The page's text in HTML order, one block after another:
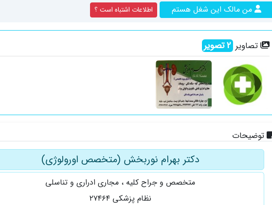
من مالک این شغل هستم اطلاعات اشتباه است ؟
تصاویر 2تصویر
توضیحات
دکتر بهرام نوربخش (متخصص اورولوژی)
متخصص و جراح کلیه ، مجاری ادراری و تناسلی
نظام پزشکی ۲۷۴۶۴